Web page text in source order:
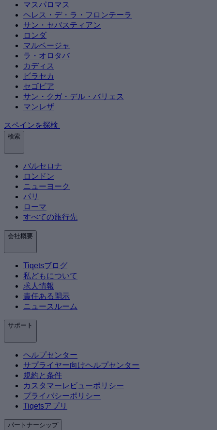
マスパロマス
ヘレス・デ・ラ・フロンテーラ
サン・セバスティアン
ロンダ
マルベージャ
ラ・オロタバ
カディス
ビラセカ
セゴビア
サン・クガ・デル・バリェス
マンレザ
スペインを探検
検索
バルセロナ
ロンドン
ニューヨーク
パリ
ローマ
すべての旅行先
会社概要
Tiqetsブログ
私どもについて
求人情報
責任ある開示
ニュースルーム
サポート
ヘルプセンター
サプライヤー向けヘルプセンター
規約と条件
カスタマーレビューポリシー
プライバシーポリシー
Tiqetsアプリ
パートナーシップ